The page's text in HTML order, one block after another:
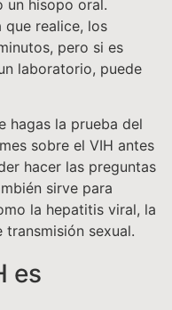
un hisopo oral.
realice, los
pero si es
laboratorio, puede
hagas la prueba del
sobre el VIH antes
hacer las preguntas
sirve para
la hepatitis viral, la
sexual.
es